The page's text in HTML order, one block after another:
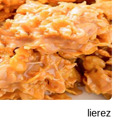
que vous n'oublierez